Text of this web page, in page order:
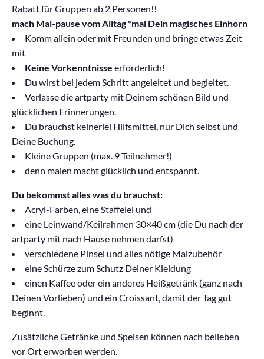
Rabatt für Gruppen ab 2 Personen!!
mach Mal-pause vom Alltag *mal Dein magisches Einhorn
Komm allein oder mit Freunden und bringe etwas Zeit
mit
Keine Vorkenntnisse erforderlich!
Du wirst bei jedem Schritt angeleitet und begleitet.
Verlasse die artparty mit Deinem schönen Bild und
glücklichen Erinnerungen.
Du brauchst keinerlei Hilfsmittel, nur Dich selbst und
Deine Buchung.
Kleine Gruppen (max. 9 Teilnehmer!)
denn malen macht glücklich und entspannt.
Du bekommst alles was du brauchst:
Acryl-Farben, eine Staffelei und
eine Leinwand/Keilrahmen 30×40 cm (die Du nach der
artparty mit nach Hause nehmen darfst)
verschiedene Pinsel und alles nötige Malzubehör
eine Schürze zum Schutz Deiner Kleidung
einen Kaffee oder ein anderes Heißgetränk (ganz nach
Deinen Vorlieben) und ein Croissant, damit der Tag gut
beginnt.
Zusätzliche Getränke und Speisen können nach belieben
vor Ort erworben werden.